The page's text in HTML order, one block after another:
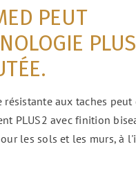
PEUT
aux taches peut
PLUS2 avec finition
les sols et les murs, à